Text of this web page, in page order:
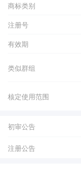
商标类别
注册号
有效期
类似群组
核定使用范围
初审公告
注册公告